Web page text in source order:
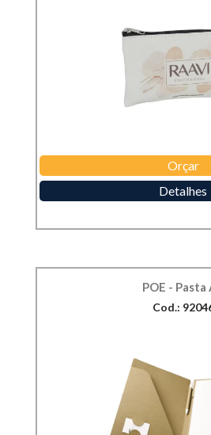
Orçar
Detalhes
POE - Pasta
Cod.: